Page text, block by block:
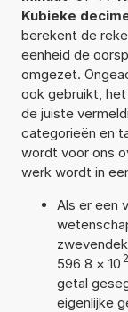
Kubieke
berekent de
eenheid de
omgezet.
ook gebruikt,
de juiste
categorieën en
wordt voor ons
werk wordt in
Als er een
596 8 × 10
getal
eigenlijke